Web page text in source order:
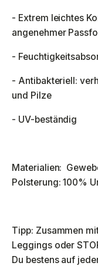
- Extrem leichtes
angenehmer
-
- Antibakteriell:
und Pilze
- UV-beständig
Materialien:
Polsterung: 100%
Tipp: Zusammen
Leggings oder
Du bestens auf